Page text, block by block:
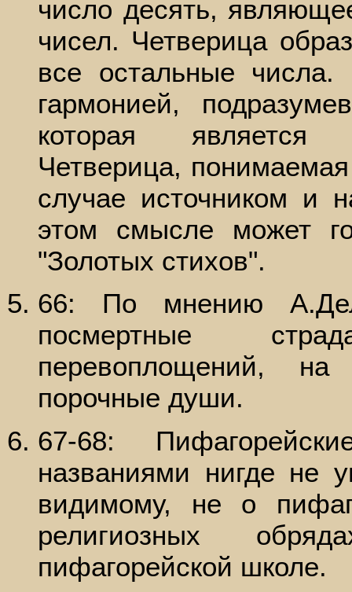
число десять,
чисел. Четверица
все остальные числа.
гармонией,
которая является
Четверица,
случае источником и
этом смысле может
"Золотых стихов".
66: По мнению
посмертные
перевоплощений,
порочные души.
67-68:
названиями нигде не
видимому, не о
религиозных
пифагорейской школе.